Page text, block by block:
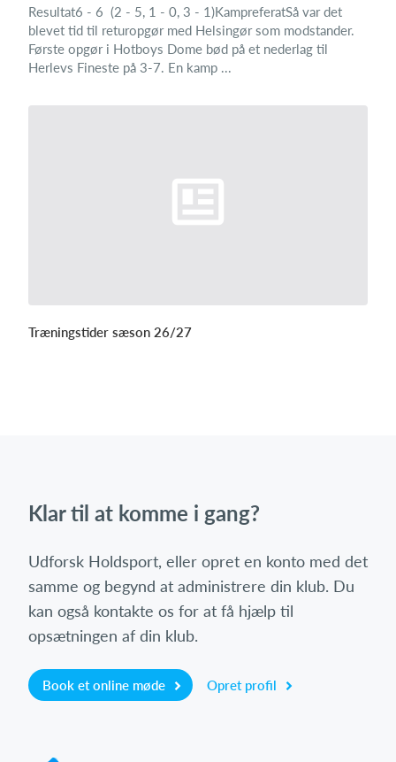
Resultat6 - 6 (2 - 5, 1 - 0, 3 - 1)KampreferatSå var det
blevet tid til returopgør med Helsingør som modstander.
Første opgør i Hotboys Dome bød på et nederlag til
Herlevs Fineste på 3-7. En kamp ...
Træningstider sæson 26/27
Klar til at komme i gang?
Udforsk Holdsport, eller opret en konto med det
samme og begynd at administrere din klub. Du
kan også kontakte os for at få hjælp til
opsætningen af din klub.
Book et online møde Opret profil